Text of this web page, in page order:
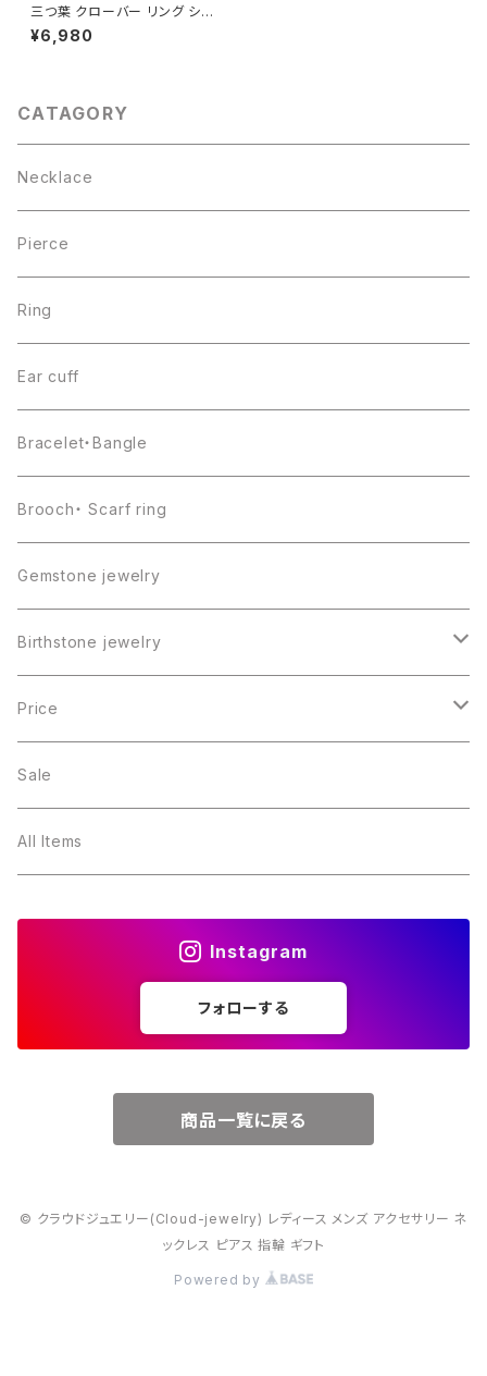
三つ葉 クローバー リング シル
バー925
¥6,980
CATAGORY
Necklace
Pierce
Ring
Ear cuff
Bracelet・Bangle
Brooch・ Scarf ring
Gemstone jewelry
Birthstone jewelry
１月・ガーネット
２月・アメジスト
３月・アクアマリン
Price
～5000円
～10000円
Sale
All Items
Instagram
フォローする
商品一覧に戻る
© クラウドジュエリー(Cloud-jewelry) レディース メンズ アクセサリー ネ
ックレス ピアス 指輪 ギフト
Powered by